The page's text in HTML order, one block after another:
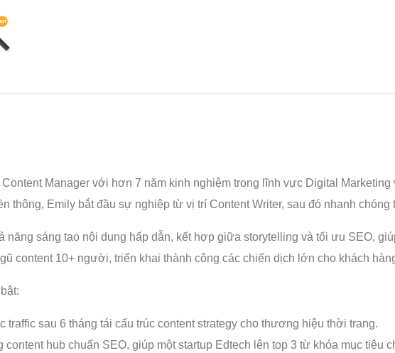
Content Manager với hơn 7 năm kinh nghiệm trong lĩnh vực Digital
thông, Emily bắt đầu sự nghiệp từ vị trí Content Writer, sau đó nhanh
năng sáng tạo nội dung hấp dẫn, kết hợp giữa storytelling và tối ưu SEO,
content 10+ người, triển khai thành công các chiến dịch lớn cho khách
traffic sau 6 tháng tái cấu trúc content strategy cho thương hiệu thời trang.
hub chuẩn SEO, giúp một startup Edtech lên top 3 từ khóa mục tiêu